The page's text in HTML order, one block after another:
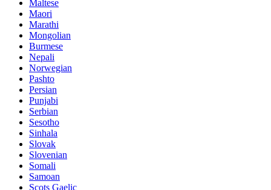
Maltese
Maori
Marathi
Mongolian
Burmese
Nepali
Norwegian
Pashto
Persian
Punjabi
Serbian
Sesotho
Sinhala
Slovak
Slovenian
Somali
Samoan
Scots Gaelic